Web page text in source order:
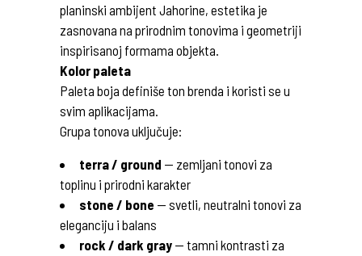
planinski ambijent Jahorine, estetika je
zasnovana na prirodnim tonovima i geometriji
inspirisanoj formama objekta.
Kolor paleta
Paleta boja definiše ton brenda i koristi se u
svim aplikacijama.
Grupa tonova uključuje:
terra / ground — zemljani tonovi za
toplinu i prirodni karakter
stone / bone — svetli, neutralni tonovi za
eleganciju i balans
rock / dark gray — tamni kontrasti za